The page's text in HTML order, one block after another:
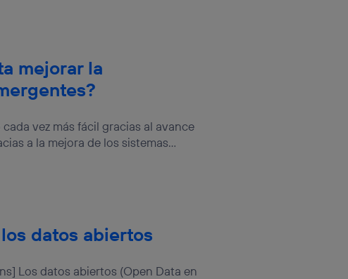
mejorar la
vez más fácil gracias al avance
a la mejora de los sistemas...
datos abiertos
Los datos abiertos (Open Data en